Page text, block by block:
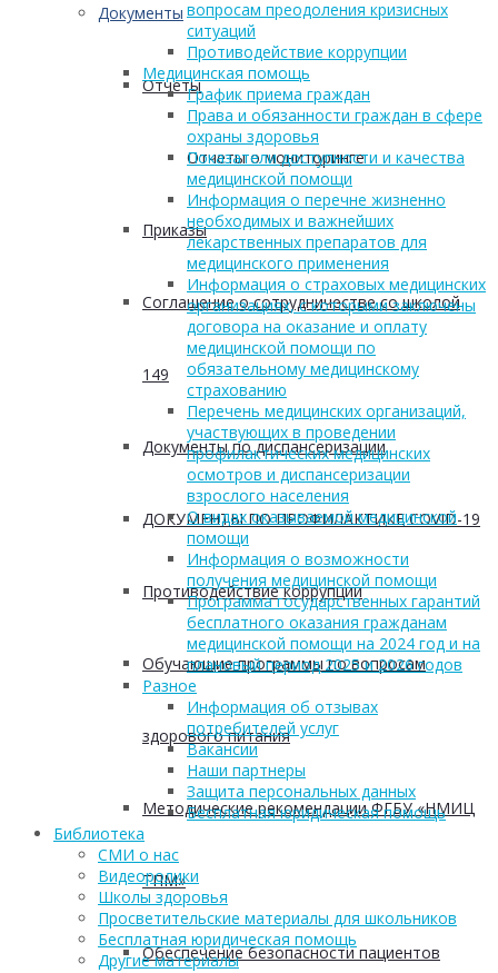
Документы
Отчеты
Отчеты о мониторинге
Приказы
Соглашение о сотрудничестве со школой
149
Документы по диспансеризации
ДОКУМЕНТЫ ПО ПРОФИЛАКТИКЕ COVID-19
Противодействие коррупции
Обучающие программы по вопросам
здорового питания
Методические рекомендации ФГБУ «НМИЦ
ТПМ»
Обеспечение безопасности пациентов
вопросам преодоления кризисных
ситуаций
Противодействие коррупции
Медицинская помощь
График приема граждан
Права и обязанности граждан в сфере
охраны здоровья
Показатели доступности и качества
медицинской помощи
Информация о перечне жизненно
необходимых и важнейших
лекарственных препаратов для
медицинского применения
Информация о страховых медицинских
организациях, с которыми заключены
договора на оказание и оплату
медицинской помощи по
обязательному медицинскому
страхованию
Перечень медицинских организаций,
участвующих в проведении
профилактических медицинских
осмотров и диспансеризации
взрослого населения
О видах оказываемой медицинской
помощи
Информация о возможности
получения медицинской помощи
Программа государственных гарантий
бесплатного оказания гражданам
медицинской помощи на 2024 год и на
плановый период 2025 и 2026 годов
Разное
Информация об отзывах
потребителей услуг
Вакансии
Наши партнеры
Защита персональных данных
Бесплатная юридическая помощь
Библиотека
СМИ о нас
Видеоролики
Школы здоровья
Просветительские материалы для школьников
Бесплатная юридическая помощь
Другие материалы